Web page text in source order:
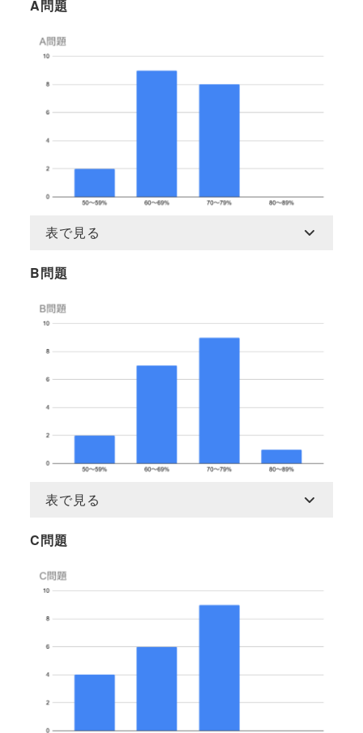
A問題
表で見る
B問題
表で見る
C問題